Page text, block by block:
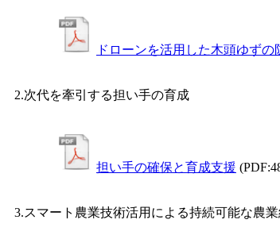
ドローンを活用した木頭ゆずの
2.次代を牽引する担い手の育成
担い手の確保と育成支援
3.スマート農業技術活用による持続可能な農